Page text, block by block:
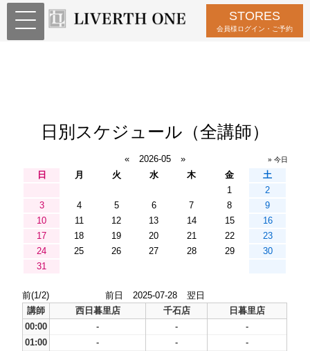
STORES
会員様ログイン・ご予約
日別スケジュール（全講師）
« 2026-05 » » 今日
日 月 火 水 木 金
土
1
2
3
4 5 6 7 8
9
10
11 12 13 14 15
16
17
18 19 20 21 22
23
24
25 26 27 28 29
30
31
前(1/2) 前日 2025-07-28
翌日
講師
西日暮里店 千石店
日暮里店
00:00
- -
-
01:00
- -
-